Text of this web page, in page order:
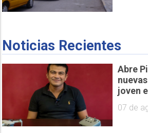
Noticias Recientes
Abre
joven
07 de